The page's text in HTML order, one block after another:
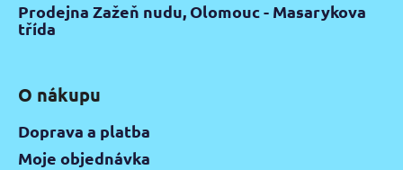
Prodejna Zažeň nudu, Olomouc - Masarykova
třída
O nákupu
Doprava a platba
Moje objednávka